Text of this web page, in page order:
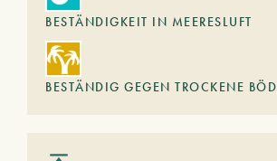
BESTÄNDIGKEIT IN MEERESLUFT
BESTÄNDIG GEGEN TROCKENE